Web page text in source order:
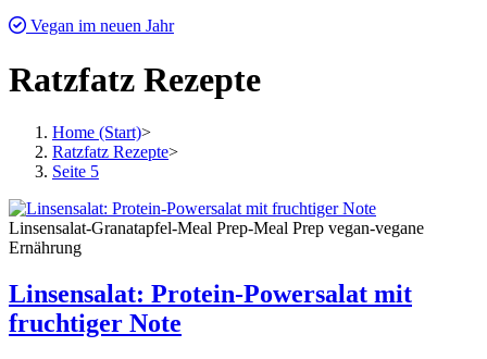
Vegan im neuen Jahr
Ratzfatz Rezepte
Home (Start)>
Ratzfatz Rezepte>
Seite 5
Linsensalat-Granatapfel-Meal Prep-Meal Prep vegan-vegane
Ernährung
Linsensalat: Protein-Powersalat mit
fruchtiger Note